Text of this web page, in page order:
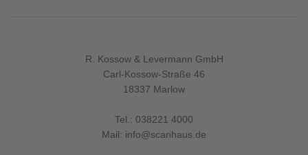
R. Kossow & Levermann GmbH
Carl-Kossow-Straße 46
18337 Marlow
Tel.: 038221 4000
Mail: info@scanhaus.de